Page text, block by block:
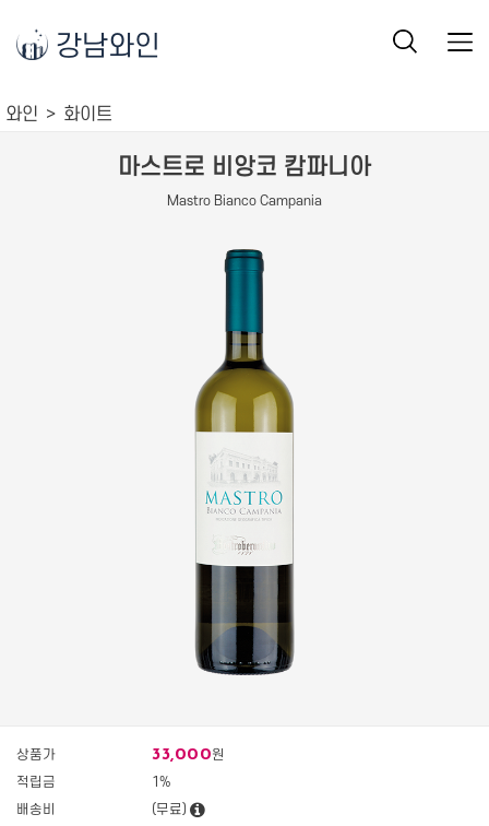
강남와인
와인 화이트
마스트로 비앙코 캄파니아
Mastro Bianco Campania
상품가 33,000원
적립금
1%
배송비
(무료)